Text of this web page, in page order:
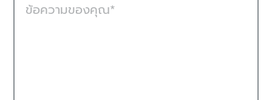
ข้อความของคุณ